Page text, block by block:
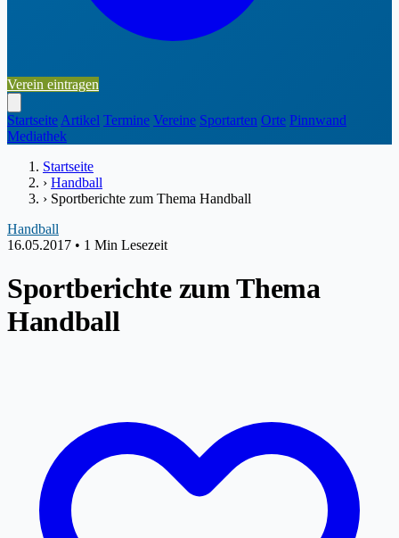
Verein eintragen
Startseite Artikel Termine Vereine Sportarten Orte Pinnwand
Mediathek
Startseite
› Handball
› Sportberichte zum Thema Handball
Handball
16.05.2017 • 1 Min Lesezeit
Sportberichte zum Thema
Handball